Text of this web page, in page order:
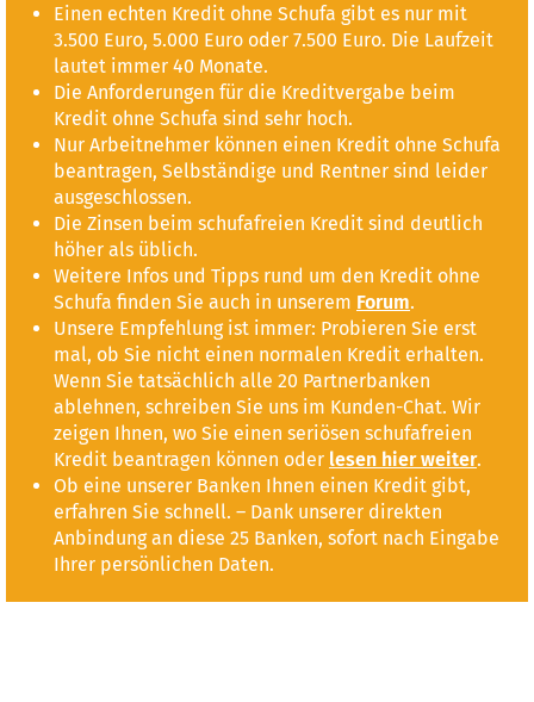
Einen echten Kredit ohne Schufa gibt es nur mit
3.500 Euro, 5.000 Euro oder 7.500 Euro. Die Laufzeit
lautet immer 40 Monate.
Die Anforderungen für die Kreditvergabe beim
Kredit ohne Schufa sind sehr hoch.
Nur Arbeitnehmer können einen Kredit ohne Schufa
beantragen, Selbständige und Rentner sind leider
ausgeschlossen.
Die Zinsen beim schufafreien Kredit sind deutlich
höher als üblich.
Weitere Infos und Tipps rund um den Kredit ohne
Schufa finden Sie auch in unserem Forum.
Unsere Empfehlung ist immer: Probieren Sie erst
mal, ob Sie nicht einen normalen Kredit erhalten.
Wenn Sie tatsächlich alle 20 Partnerbanken
ablehnen, schreiben Sie uns im Kunden-Chat. Wir
zeigen Ihnen, wo Sie einen seriösen schufafreien
Kredit beantragen können oder lesen hier weiter.
Ob eine unserer Banken Ihnen einen Kredit gibt,
erfahren Sie schnell. – Dank unserer direkten
Anbindung an diese 25 Banken, sofort nach Eingabe
Ihrer persönlichen Daten.